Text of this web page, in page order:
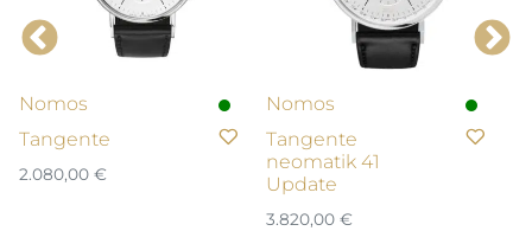
Nomos
Tangente
2.080,00 €
Nomos
Tangente
neomatik 41
Update
3.820,00 €